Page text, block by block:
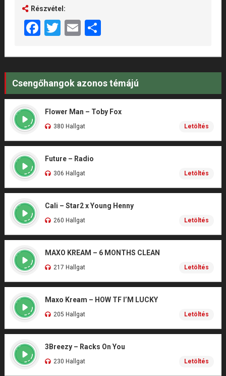
Részvétel:
Facebook
Twitter
EmailShare
Csengőhangok azonos témájú
Flower Man – Toby Fox
380 Hallgat Letöltés
Future – Radio
306 Hallgat Letöltés
Cali – Star2 x Young Henny
260 Hallgat Letöltés
MAXO KREAM – 6 MONTHS CLEAN
217 Hallgat Letöltés
Maxo Kream – HOW TF I’M LUCKY
205 Hallgat Letöltés
3Breezy – Racks On You
230 Hallgat Letöltés